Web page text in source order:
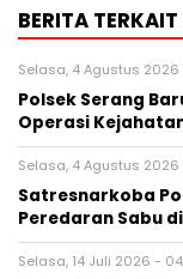
BERITA TERKAIT
Selasa, 4 Agustus 2026
Polsek Serang
Operasi
Selasa, 4 Agustus 2026
Satresnarkoba
Peredaran Sabu
Selasa, 14 Juli 2026 -